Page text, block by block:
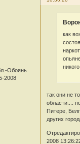
Обоянь
2008
как
так они не
области....
Питере,
других
2008